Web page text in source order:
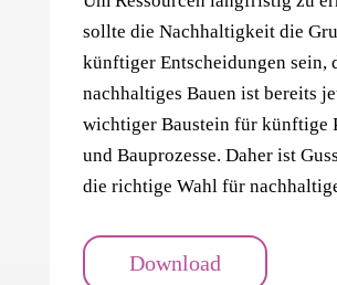
sollte die Nachhaltigkeit die
künftiger Entscheidungen sein,
nachhaltiges Bauen ist bereits
wichtiger Baustein für künftige
und Bauprozesse. Daher ist
die richtige Wahl für
Download